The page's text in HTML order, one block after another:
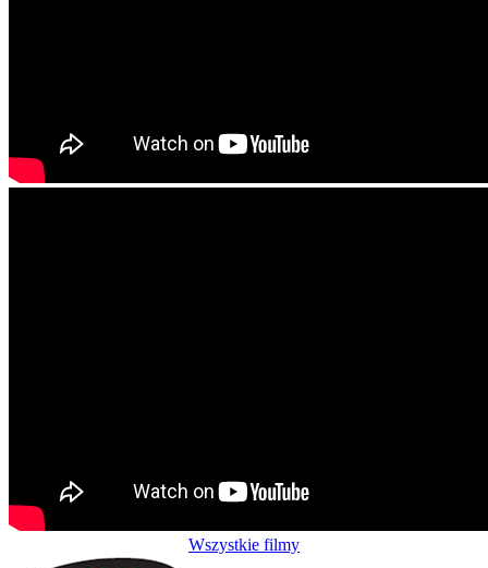
Wszystkie filmy